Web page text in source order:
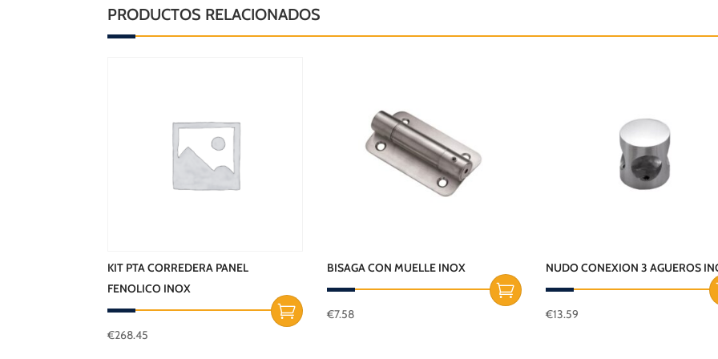
PRODUCTOS RELACIONADOS
KIT PTA CORREDERA PANEL
FENOLICO INOX
€268.45
BISAGA CON MUELLE INOX
€7.58
NUDO CONEXION 3 AGUEROS
€13.59